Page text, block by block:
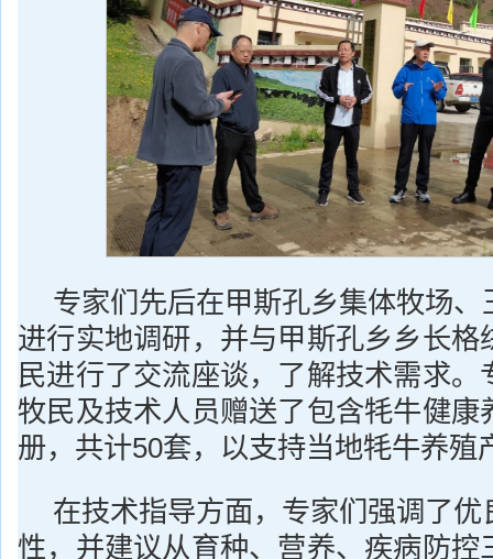
专家们先后在甲斯孔乡集体牧场
进行实地调研，并与甲斯孔乡乡长格
民进行了交流座谈，了解技术需求。
牧民及技术人员赠送了包含牦牛健康
册，共计50套，以支持当地牦牛养殖
在技术指导方面，专家们强调了
性，并建议从育种、营养、疾病防控